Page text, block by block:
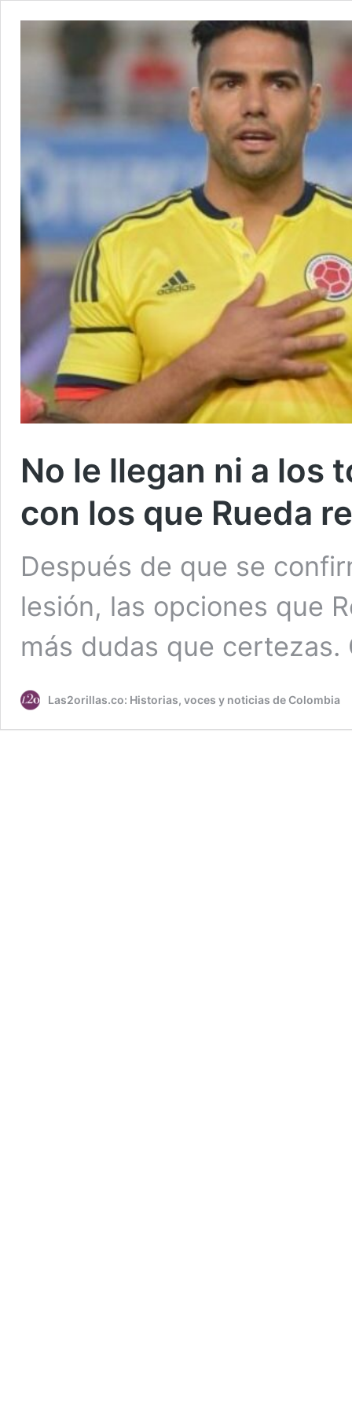
No le llegan ni a los
con los que Rueda
Después de que se
lesión, las opciones que
más dudas que
Las2orillas.co: Historias, voces y noticias de Colombia